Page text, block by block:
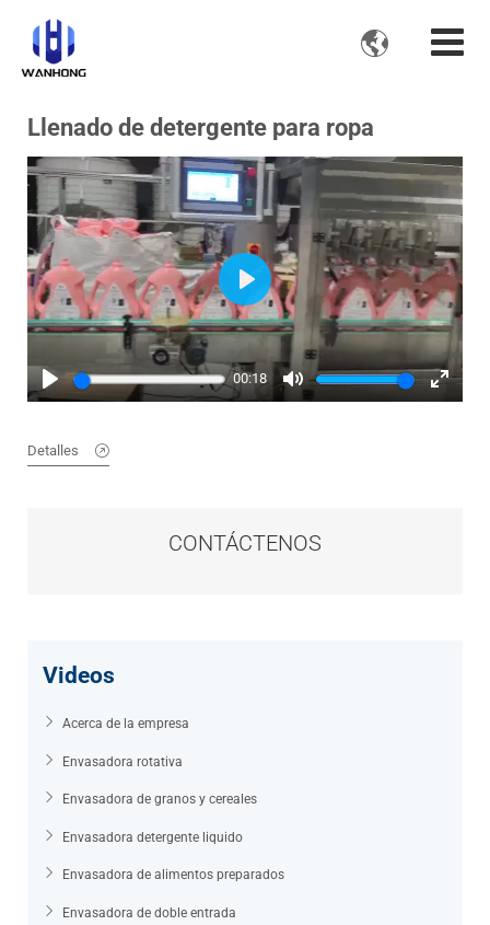

Llenado de detergente para ropa
Play
00:18
Mute
Enter
Play
Detalles
CONTÁCTENOS
Videos
Acerca de la empresa
Envasadora rotativa
Envasadora de granos y cereales
Envasadora detergente liquido
Envasadora de alimentos preparados
Envasadora de doble entrada